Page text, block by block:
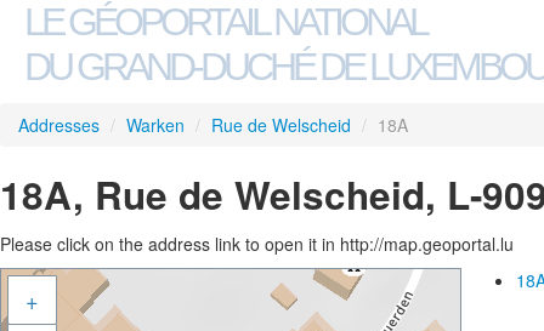
LE GÉOPORTAIL NATIONAL
DU GRAND-DUCHÉ DE
Addresses / Warken / Rue de Welscheid / 18A
18A, Rue de Welscheid, L-
Please click on the address link to open it in http://map.geoportal.lu
+